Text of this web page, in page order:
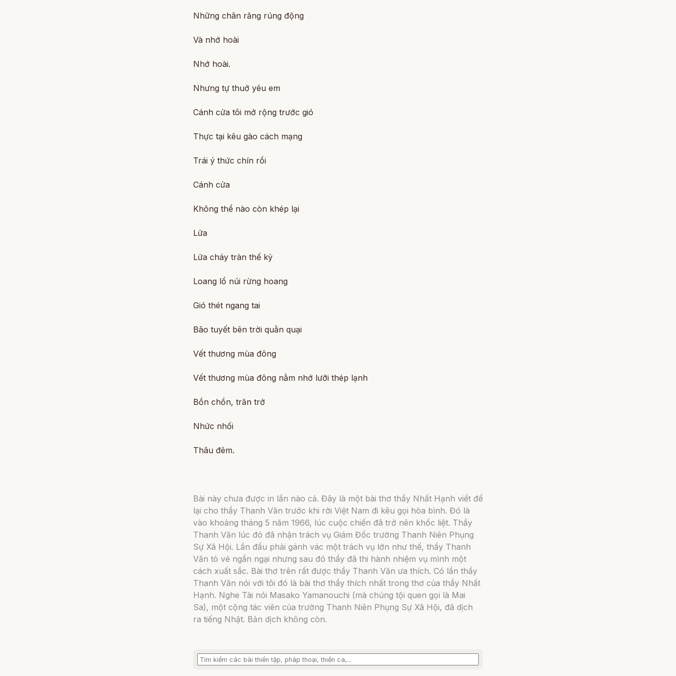
Những chân răng rúng động
Và nhớ hoài
Nhớ hoài.
Nhưng tự thuở yêu em
Cánh cửa tôi mở rộng trước gió
Thực tại kêu gào cách mạng
Trái ý thức chín rồi
Cánh cửa
Không thể nào còn khép lại
Lửa
Lửa cháy tràn thế kỷ
Loang lổ núi rừng hoang
Gió thét ngang tai
Bão tuyết bên trời quằn quại
Vết thương mùa đông
Vết thương mùa đông nằm nhớ lưỡi thép lạnh
Bồn chồn, trăn trở
Nhức nhối
Thâu đêm.
Bài này chưa được in lần nào cả. Đây là một bài thơ thầy Nhất Hạnh viết để
lại cho thầy Thanh Văn trước khi rời Việt Nam đi kêu gọi hòa bình. Đó là
vào khoảng tháng 5 năm 1966, lúc cuộc chiến đã trở nên khốc liệt. Thầy
Thanh Văn lúc đó đã nhận trách vụ Giám Đốc trường Thanh Niên Phụng
Sự Xã Hội. Lần đầu phải gánh vác một trách vụ lớn như thế, thầy Thanh
Văn tỏ vẻ ngần ngại nhưng sau đó thầy đã thi hành nhiệm vụ mình một
cách xuất sắc. Bài thơ trên rất được thầy Thanh Văn ưa thích. Có lần thầy
Thanh Văn nói với tôi đó là bài thơ thầy thích nhất trong thơ của thầy Nhất
Hạnh. Nghe Tài nói Masako Yamanouchi (mà chúng tội quen gọi là Mai
Sa), một cộng tác viên của trường Thanh Niên Phụng Sự Xã Hội, đã dịch
ra tiếng Nhật. Bản dịch không còn.